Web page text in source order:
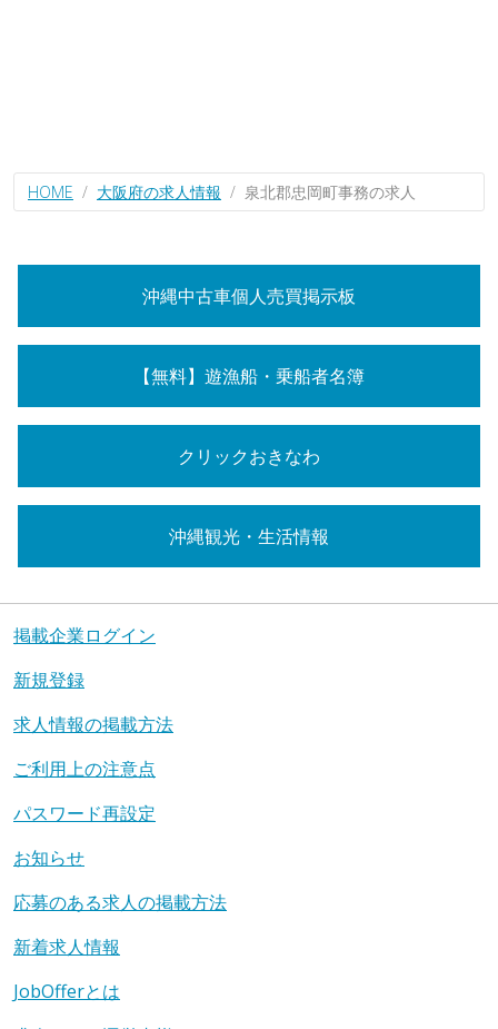
HOME 大阪府の求人情報 泉北郡忠岡町事務の求人
沖縄中古車個人売買掲示板
【無料】遊漁船・乗船者名簿
クリックおきなわ
沖縄観光・生活情報
掲載企業ログイン
新規登録
求人情報の掲載方法
ご利用上の注意点
パスワード再設定
お知らせ
応募のある求人の掲載方法
新着求人情報
JobOfferとは